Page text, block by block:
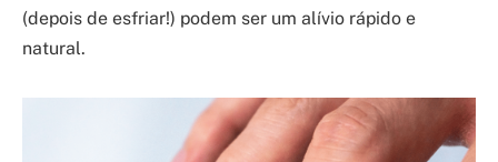
(depois de esfriar!) podem ser um alívio rápido e
natural.